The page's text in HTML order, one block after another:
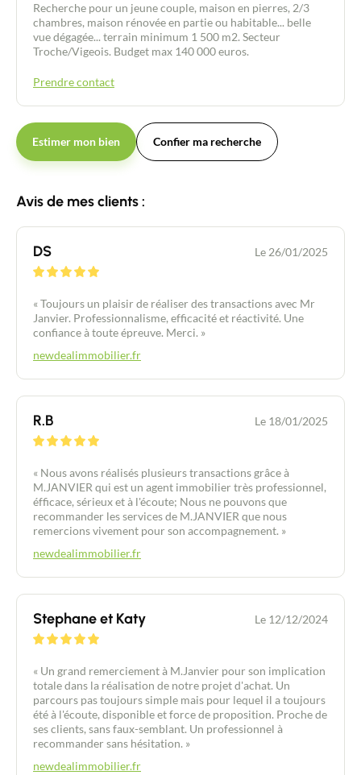
Estimer/Vendre
Recrutement
Actualités
Guides
Recherche pour un jeune couple, maison en pierres, 2/3
chambres, maison rénovée en partie ou habitable... belle
vue dégagée... terrain minimum 1 500 m2. Secteur
Troche/Vigeois. Budget max 140 000 euros.
Prendre contact
Estimer mon bien Confier ma recherche
Avis de mes clients :
DS Le 26/01/2025
« Toujours un plaisir de réaliser des transactions avec Mr
Janvier. Professionnalisme, efficacité et réactivité. Une
confiance à toute épreuve. Merci. »
newdealimmobilier.fr
R.B Le 18/01/2025
« Nous avons réalisés plusieurs transactions grâce à
M.JANVIER qui est un agent immobilier très professionnel,
éfficace, sérieux et à l'écoute; Nous ne pouvons que
recommander les services de M.JANVIER que nous
remercions vivement pour son accompagnement. »
newdealimmobilier.fr
Stephane et Katy Le 12/12/2024
« Un grand remerciement à M.Janvier pour son implication
totale dans la réalisation de notre projet d'achat. Un
parcours pas toujours simple mais pour lequel il a toujours
été à l'écoute, disponible et force de proposition. Proche de
ses clients, sans faux-semblant. Un professionnel à
recommander sans hésitation. »
newdealimmobilier.fr